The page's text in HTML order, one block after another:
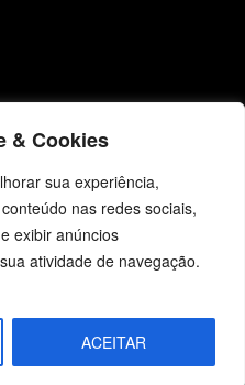
& Cookies
sua experiência,
nas redes sociais,
exibir anúncios
atividade de navegação.
ACEITAR